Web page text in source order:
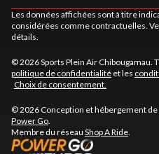
Les données affichées sont à titre
considérées comme contractuelles.
détails.
© 2026 Sports Plein Air Chibougamau.
politique de confidentialité et les
Choix de consentement.
© 2026 Conception et hébergement de
Power Go
Membre du réseau Shop A Ride